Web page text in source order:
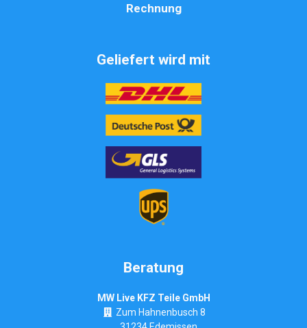
Rechnung
Geliefert wird mit
Beratung
MW Live KFZ Teile GmbH
Zum Hahnenbusch 8